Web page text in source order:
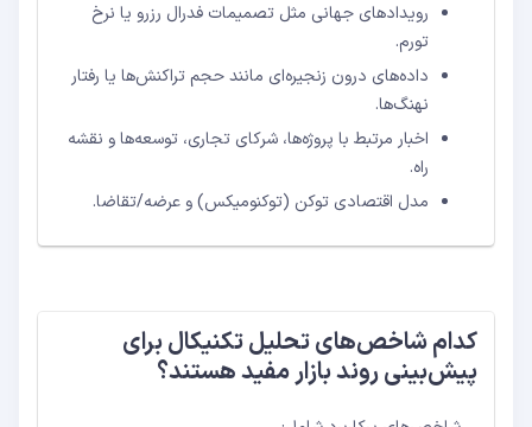
رویدادهای جهانی مثل تصمیمات فدرال رزرو یا نرخ
تورم.
داده‌های درون زنجیره‌ای مانند حجم تراکنش‌ها یا رفتار
نهنگ‌ها.
اخبار مرتبط با پروژه‌ها، شرکای تجاری، توسعه‌ها و نقشه
راه.
مدل اقتصادی توکن (توکنومیکس) و عرضه/تقاضا.
کدام شاخص‌های تحلیل تکنیکال برای
پیش‌بینی روند بازار مفید هستند؟